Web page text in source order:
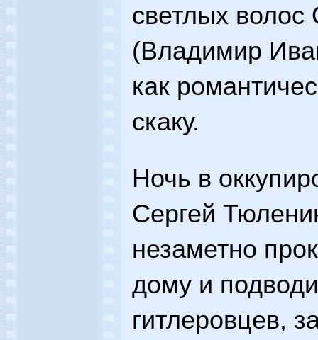
светлых
(Владимир
как
скаку.
Ночь в
Сергей
незаметно
дому и
гитлеровцев,